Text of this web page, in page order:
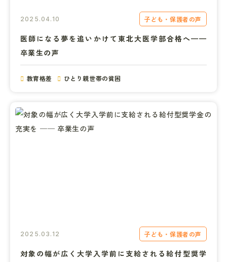
2025.04.10 子ども・保護者の声
医師になる夢を追いかけて東北大医学部合格へ——
卒業生の声
教育格差 ひとり親世帯の貧困
2025.03.12 子ども・保護者の声
対象の幅が広く大学入学前に支給される給付型奨学